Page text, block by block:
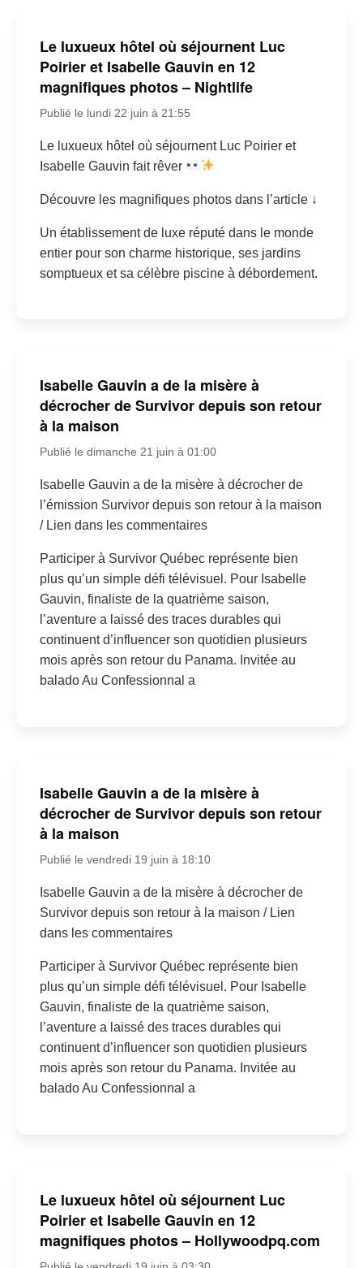
Le luxueux hôtel où séjournent Luc
Poirier et Isabelle Gauvin en 12
magnifiques photos – Nightlife
Publié le lundi 22 juin à 21:55
Le luxueux hôtel où séjournent Luc Poirier et
Isabelle Gauvin fait rêver
Découvre les magnifiques photos dans l’article ↓
Un établissement de luxe réputé dans le monde
entier pour son charme historique, ses jardins
somptueux et sa célèbre piscine à débordement.
Isabelle Gauvin a de la misère à
décrocher de Survivor depuis son retour
à la maison
Publié le dimanche 21 juin à 01:00
Isabelle Gauvin a de la misère à décrocher de
l’émission Survivor depuis son retour à la maison
/ Lien dans les commentaires
Participer à Survivor Québec représente bien
plus qu’un simple défi télévisuel. Pour Isabelle
Gauvin, finaliste de la quatrième saison,
l’aventure a laissé des traces durables qui
continuent d’influencer son quotidien plusieurs
mois après son retour du Panama. Invitée au
balado Au Confessionnal a
Isabelle Gauvin a de la misère à
décrocher de Survivor depuis son retour
à la maison
Publié le vendredi 19 juin à 18:10
Isabelle Gauvin a de la misère à décrocher de
Survivor depuis son retour à la maison / Lien
dans les commentaires
Participer à Survivor Québec représente bien
plus qu’un simple défi télévisuel. Pour Isabelle
Gauvin, finaliste de la quatrième saison,
l’aventure a laissé des traces durables qui
continuent d’influencer son quotidien plusieurs
mois après son retour du Panama. Invitée au
balado Au Confessionnal a
Le luxueux hôtel où séjournent Luc
Poirier et Isabelle Gauvin en 12
magnifiques photos – Hollywoodpq.com